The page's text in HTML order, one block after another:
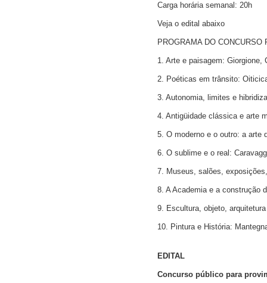
Carga horária semanal: 20h
Veja o edital abaixo
PROGRAMA DO
1. Arte e paisagem: Giorgione,
2. Poéticas em trânsito:
3. Autonomia, limites e
4. Antigüidade clássica e arte
5. O moderno e o outro: a arte
6. O sublime e o real:
7. Museus, salões,
8. A Academia e a construção
9. Escultura, objeto,
10. Pintura e História:
EDITAL
Concurso público para